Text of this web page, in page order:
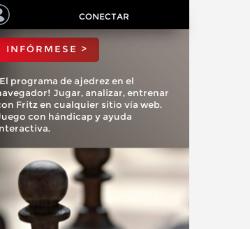
CONECTAR
INFÓRMESE >
programa de ajedrez en el
Jugar, analizar, entrenar
Fritz en cualquier sitio vía web.
con hándicap y ayuda